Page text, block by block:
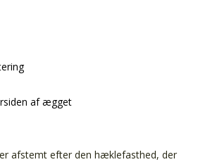
af ægget
afstemt efter den hæklefasthed, der